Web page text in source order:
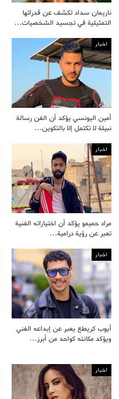
ناريمان سداد تكشف عن قدراتها
التمثيلية في تجسيد الشخصيات…
اخبار
أمين اليونسي يؤكد أن الفن رسالة
نبيلة لا تكتمل إلا بالتكوين…
اخبار
مراد حميمو يؤكد أن اختياراته الفنية
تعبر عن رؤية درامية…
اخبار
أيوب كريطع يعبر عن إبداعه الفني
ويؤكد مكانته كواحد من أبرز…
اخبار